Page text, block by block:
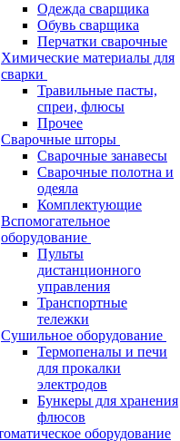
Одежда сварщика
Обувь сварщика
Перчатки сварочные
Химические материалы для
сварки
Травильные пасты,
спреи, флюсы
Прочее
Сварочные шторы
Сварочные занавесы
Сварочные полотна и
одеяла
Комплектующие
Вспомогательное
оборудование
Пульты
дистанционного
управления
Транспортные
тележки
Сушильное оборудование
Термопеналы и печи
для прокалки
электродов
Бункеры для хранения
флюсов